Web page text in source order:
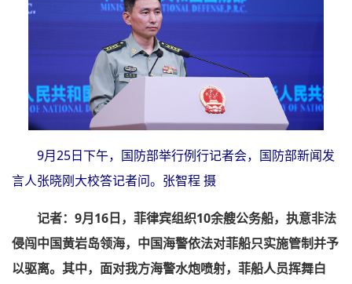
9月25日下午，国防部举行例行记者会，国防部新闻发
言人张晓刚大校答记者问。张智程 摄
记者：9月16日，菲律宾组织10余艘公务船，执意非法
侵闯中国黄岩岛领海，中国海警依法对菲船只实施管制并予
以驱离。其中，面对我方海警水炮喷射，菲船人员挥舞白